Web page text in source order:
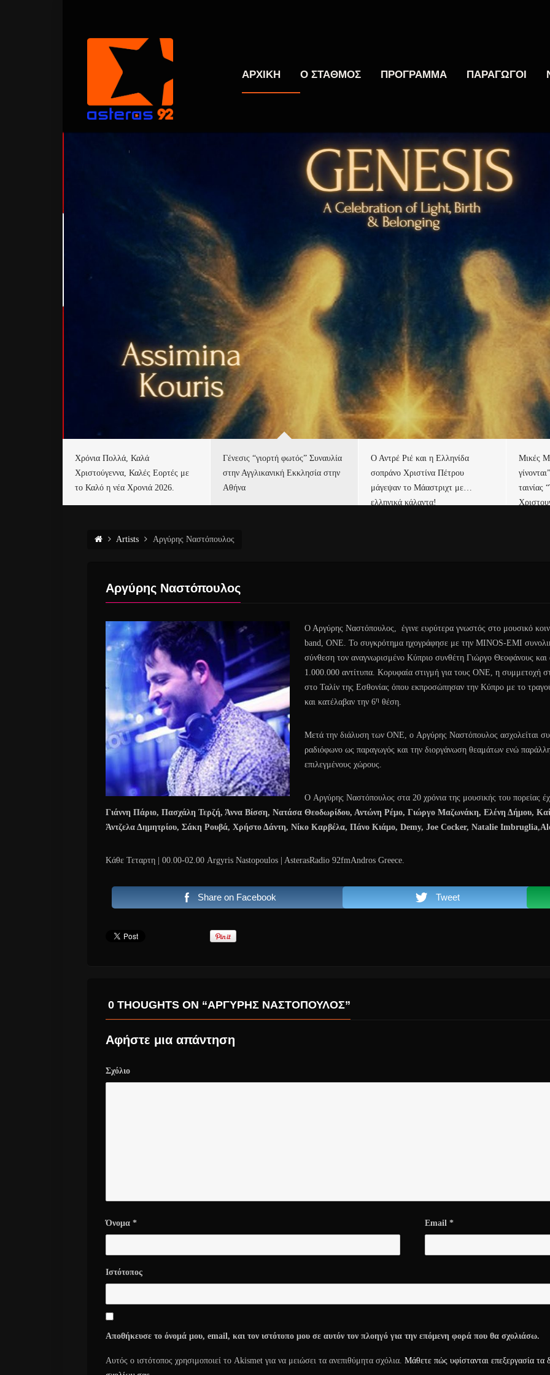
ΑΡΧΙΚΗ Ο ΣΤΑΘΜΟΣ ΠΡΟΓΡΑΜΜΑ ΠΑΡΑΓΩΓΟΙ
Χρόνια Πολλά, Καλά
Χριστούγεννα, Καλές Εορτές με
το Καλό η νέα Χρονιά 2026.
Γένεσις “γιορτή φωτός” Συναυλία
στην Αγγλικανική Εκκλησία στην
Αθήνα
Ο Αντρέ Ριέ και η Ελληνίδα
σοπράνο Χριστίνα Πέτρου
μάγεψαν το Μάαστριχτ με…
ελληνικά κάλαντα!
Μικές
ταινίας
Artists Αργύρης Ναστόπουλος
Αργύρης Ναστόπουλος
Ο Αργύρης Ναστόπουλος, έγινε ευρύτερα γνωστός στο μουσικό
band, ONE. Το συγκρότημα ηχογράφησε με την MINOS-EMI
σύνθεση τον αναγνωρισμένο Κύπριο συνθέτη Γιώργο Θεοφάνους
1.000.000 αντίτυπα. Κορυφαία στιγμή για τους ΟΝΕ, η συμμετοχή
στο Ταλίν της Εσθονίας όπου εκπροσώπησαν την Κύπρο με το
και κατέλαβαν την 6η θέση.
Μετά την διάλυση των ONE, o Αργύρης Ναστόπουλος ασχολείται
ραδιόφωνο ως παραγωγός και την διοργάνωση θεαμάτων ενώ
επιλεγμένους χώρους.
O Αργύρης Ναστόπουλος στα 20 χρόνια της μουσικής του πορείας
Γιάννη Πάριο, Πασχάλη Τερζή, Άννα Βίσση, Νατάσα Θεοδωρίδου, Αντώνη Ρέμο, Γιώργο Μαζωνάκη, Ελένη Δήμου,
Άντζελα Δημητρίου, Σάκη Ρουβά, Χρήστο Δάντη, Νίκο Καρβέλα, Πάνο Κιάμο, Demy, Joe Cocker, Natalie Imbruglia,
Kάθε Τεταρτη | 00.00-02.00 Argyris Nastopoulos | AsterasRadio 92fmAndros Greece.
Share on Facebook Tweet
0 THOUGHTS ON “ΑΡΓΎΡΗΣ ΝΑΣΤΌΠΟΥΛΟΣ”
Αφήστε μια απάντηση
Σχόλιο
Όνομα * Email *
Ιστότοπος
Αποθήκευσε το όνομά μου, email, και τον ιστότοπο μου σε αυτόν τον πλοηγό για την επόμενη φορά που θα σχολιάσω.
Αυτός ο ιστότοπος χρησιμοποιεί το Akismet για να μειώσει τα ανεπιθύμητα σχόλια. Μάθετε πώς υφίστανται επεξεργασία τα